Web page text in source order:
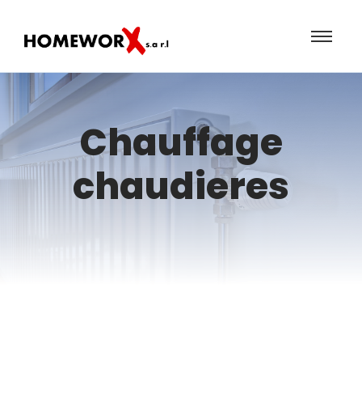
Chauffage
chaudieres